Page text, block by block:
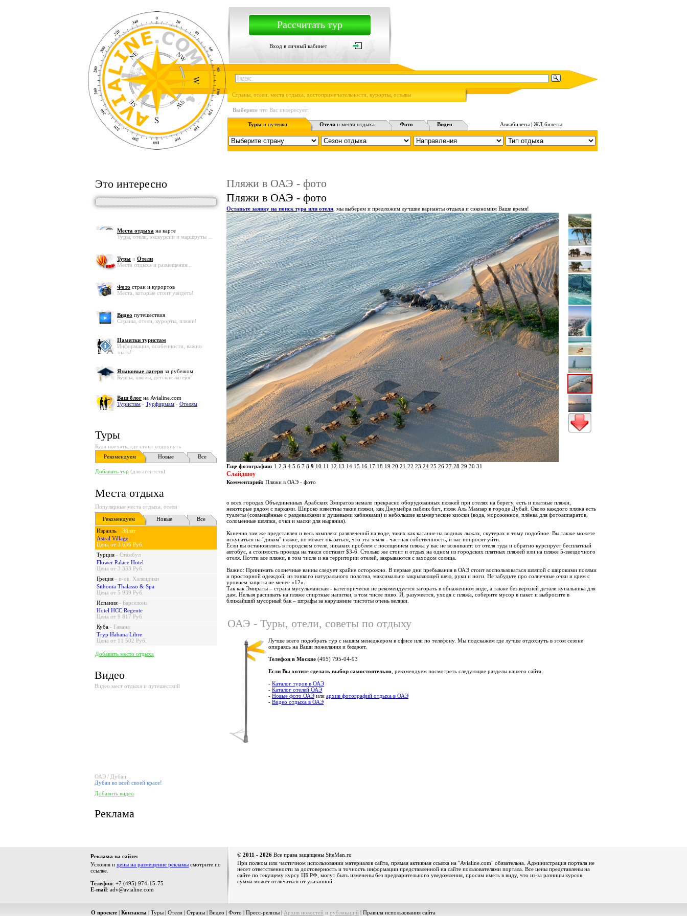
Рассчитать тур
Вход в личный кабинет
Страны, отели, места отдыха, достопримечательности, курорты, отзывы
Выберите что Вас интересует:
Турыи путевки Отели и места отдыха Фото Видео Авиабилеты| ЖД билеты
Это интересно
Места отдыха на карте
Туры, отели, экскурсии и маршруты ...
Туры и Отели
Места отдыха и размещения...
Фото стран и курортов
Места, которые стоит увидеть!
Видео путешествия
Страны, отели, курорты, пляжи!
Памятки туристам
Информация, особенности, важно
знать!
Языковые лагеря за рубежом
Курсы, школы, детские лагеря!
Ваш блог на Avialine.com
Туристам - Турфирмам - Отелям
Туры
Куда поехать, где стоит отдохнуть
Рекомендуем
Новые Все
Добавить тур (для агентств)
Места отдыха
Популярные места отдыха, отели
Рекомендуем
Новые
Все
Израиль - Эйлат
Astral Village
Цена от 3 636 Руб.
Турция - Стамбул
Flower Palace Hotel
Цена от 3 333 Руб.
Греция - п-ов. Халкидики
Sithonia Thalasso & Spa
Цена от 5 939 Руб.
Испания - Барселона
Hotel HCC Regente
Цена от 9 817 Руб.
Куба - Гавана
Tryp Habana Libre
Цена от 11 502 Руб.
Добавить место отдыха
Видео
Видео мест отдыха и путешествий
ОАЭ / Дубаи
Дубаи во всей своей красе!
Добавить видео
Реклама
Пляжи в ОАЭ - фото
Пляжи в ОАЭ - фото
Оставьте заявку на поиск тура или отеля , мы выберем и предложим лучшие варианты отдыха и сэкономим Ваше время!
Еще фотографии: 1 2 3 4 5 6 7 8 9 10 11 12 13 14 15 16 17 18 19 20 21 22 23 24 25 26 27 28 29 30 31
Слайдшоу
Комментарий: Пляжи в ОАЭ - фото
о всех городах Объединенных Арабских Эмиратов немало прекрасно оборудованных пляжей при отелях на берегу, есть и платные пляжи,
некоторые рядом с парками. Широко известны такие пляжи, как Джумейра паблик бич, пляж Аль Мамзар в городе Дубай. Около каждого пляжа есть
туалеты (совмещённые с раздевалками и душевыми кабинками) и небольшие коммерческие киоски (вода, мороженное, плёнка для фотоаппаратов,
соломенные шляпки, очки и маски для ныряния).
Конечно там же представлен и весь комплекс развлечений на воде, таких как катание на водных лыжах, скутерах и тому подобное. Вы также можете
искупаться на "диком" пляже, но может оказаться, что эта земля - частная собственность, и вас попросят уйти.
Если вы остановились в городском отеле, никаких проблем с посещением пляжа у вас не возникнет: от отеля туда и обратно курсирует бесплатный
автобус, а стоимость проезда на такси составит $3-6. Столько же стоит и отдых на одном из городских платных пляжей или на пляже 5-звездочного
отеля. Почти все пляжи, в том числе и на территории отелей, закрываются с заходом солнца.
Важно: Принимать солнечные ванны следует крайне осторожно. В первые дни пребывания в ОАЭ стоит воспользоваться шляпой с широкими полями
и просторной одеждой, из тонкого натурального полотна, максимально закрывающей шею, руки и ноги. Не забудьте про солнечные очки и крем с
уровнем защиты не менее «12».
Так как Эмираты – страна мусульманская - категорически не рекомендуется загорать в обнаженном виде, а также без верхней детали купальника для
дам. Нельзя распивать на пляже спиртные напитки, в том числе пиво. И, разумеется, уходя с пляжа, соберите мусор в пакет и выбросите в
ближайший мусорный бак – штрафы за нарушение чистоты очень велики.
ОАЭ - Туры, отели, советы по отдыху
Лучше всего подобрать тур с нашим менеджером в офисе или по телефону. Мы подскажем где лучше отдохнуть в этом сезоне
опираясь на Ваши пожелания и бюджет.
Телефон в Москве (495) 795-04-93
Если Вы хотите сделать выбор самостоятельно , рекомендуем посмотреть следующие разделы нашего сайта:
- Каталог туров в ОАЭ
- Каталог отелей ОАЭ
- Новые фото ОАЭ или архив фотографий отдыха в ОАЭ
- Видео отдыха в ОАЭ
Реклама на сайте:
Условия и цены на размещение рекламы смотрите по
ссылке.
Телефон: +7 (495) 974-15-75
E-mail: adv@avialine.com
© 2011 - 2026 Все права защищены SiteMan.ru
При полном или частичном использовании материалов сайта, прямая активная ссылка на "Avialine.com" обязательна. Администрация портала не
несет ответственности за достоверность и точность информации представленной на сайте пользователями портала. Все цены представлены на
сайте по текущему курсу ЦБ РФ, могут быть изменены без предварительного уведомления, просим иметь в виду, что из-за разницы курсов
сумма может отличаться от указанной.
О проекте | Контакты | Туры | Отели | Страны | Видео | Фото | Пресс-релизы | Архив новостей и публикаций | Правила использования сайта